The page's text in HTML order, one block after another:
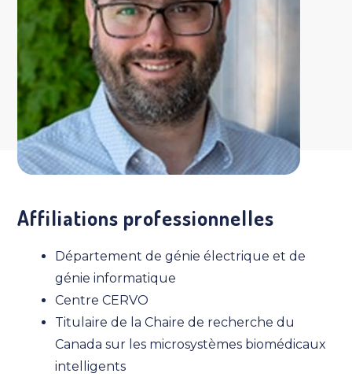
Affiliations professionnelles
Département de génie électrique et de
génie informatique
Centre CERVO
Titulaire de la Chaire de recherche du
Canada sur les microsystèmes biomédicaux
intelligents